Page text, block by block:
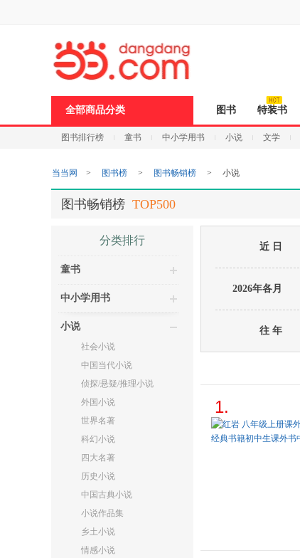
全部商品分类 图书 特装书
图书排行榜 童书 中小学用书 小说 文学
当当网 > 图书榜 > 图书畅销榜 > 小说
图书畅销榜 TOP500
分类排行
童书
中小学用书
小说
社会小说
中国当代小说
侦探/悬疑/推理小说
外国小说
世界名著
科幻小说
四大名著
历史小说
中国古典小说
小说作品集
乡土小说
情感小说
近 日
2026年各月
往 年
1.
页